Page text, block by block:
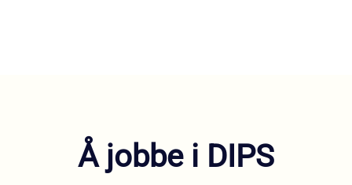
Å jobbe i DIPS